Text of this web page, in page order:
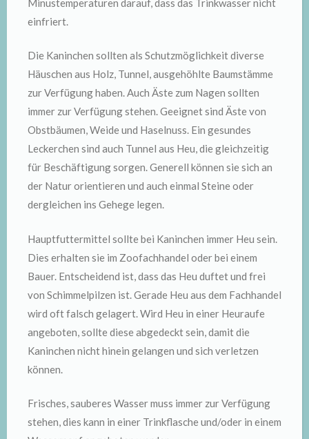
einfriert.
Die Kaninchen sollten als Schutzmöglichkeit diverse
Häuschen aus Holz, Tunnel, ausgehöhlte Baumstämme
zur Verfügung haben. Auch Äste zum Nagen sollten
immer zur Verfügung stehen. Geeignet sind Äste von
Obstbäumen, Weide und Haselnuss. Ein gesundes
Leckerchen sind auch Tunnel aus Heu, die gleichzeitig
für Beschäftigung sorgen. Generell können sie sich an
der Natur orientieren und auch einmal Steine oder
dergleichen ins Gehege legen.
Hauptfuttermittel sollte bei Kaninchen immer Heu sein.
Dies erhalten sie im Zoofachhandel oder bei einem
Bauer. Entscheidend ist, dass das Heu duftet und frei
von Schimmelpilzen ist. Gerade Heu aus dem Fachhandel
wird oft falsch gelagert. Wird Heu in einer Heuraufe
angeboten, sollte diese abgedeckt sein, damit die
Kaninchen nicht hinein gelangen und sich verletzen
können.
Frisches, sauberes Wasser muss immer zur Verfügung
stehen, dies kann in einer Trinkflasche und/oder in einem